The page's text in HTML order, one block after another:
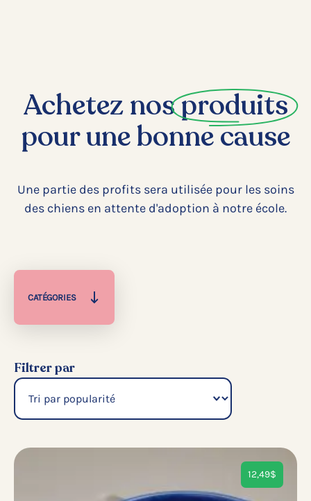
Achetez nosproduits
pour une bonne cause
Une partie des profits sera utilisée pour les soins
des chiens en attente d'adoption à notre école.
CATÉGORIES
Filtrer par
12,49$